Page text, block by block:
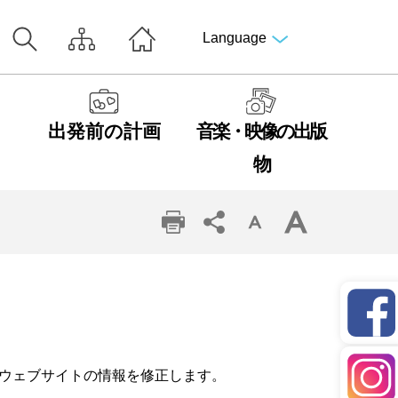
Language
出発前の計画
音楽・映像の出版
物
ブサイトの情報を修正します。